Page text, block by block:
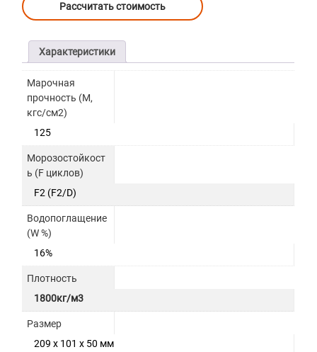
Рассчитать стоимость
Характеристики
Марочная
прочность (М,
кгс/см2)
125
Морозостойкост
ь (F циклов)
F2 (F2/D)
Водопоглащение
(W %)
16%
Плотность
1800кг/м3
Размер
209 x 101 x 50 мм